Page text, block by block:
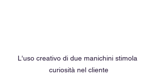
L'uso creativo di due manichini stimola
curiosità nel cliente